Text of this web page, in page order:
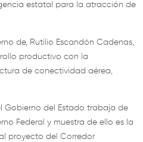
estatal para la atracción de
de, Rutilio Escandón Cadenas,
productivo con la
de conectividad aérea,
Gobierno del Estado trabaja de
Federal y muestra de ello es la
proyecto del Corredor